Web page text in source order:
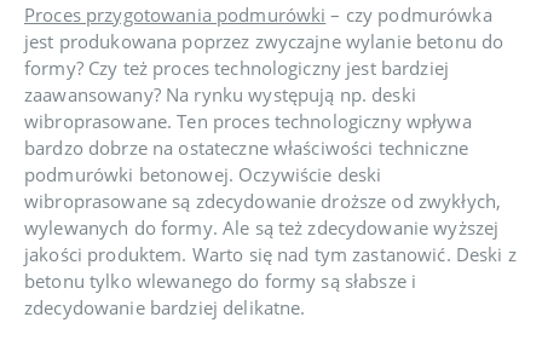
Proces przygotowania podmurówki – czy podmurówka
jest produkowana poprzez zwyczajne wylanie betonu do
formy? Czy też proces technologiczny jest bardziej
zaawansowany? Na rynku występują np. deski
wibroprasowane. Ten proces technologiczny wpływa
bardzo dobrze na ostateczne właściwości techniczne
podmurówki betonowej. Oczywiście deski
wibroprasowane są zdecydowanie droższe od zwykłych,
wylewanych do formy. Ale są też zdecydowanie wyższej
jakości produktem. Warto się nad tym zastanowić. Deski z
betonu tylko wlewanego do formy są słabsze i
zdecydowanie bardziej delikatne.